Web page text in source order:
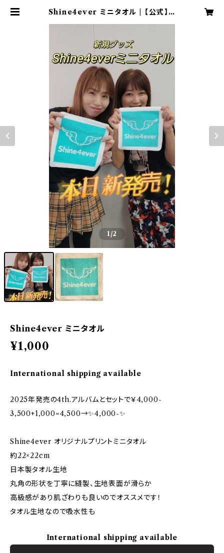
Shine4ever ミニタオル | 【公式】ア
1/2
Shine4ever ミニタオル
¥1,000
International shipping available
2025年発売の4th.アルバムとセットで￥4,000-
3,500+1,000=4,500→✨4,000-✨
Shine4ever オリジナルプリントミニタオル
約22×22cm
日本製タオル生地
丸角の形状を丁寧に縫製、生地表面が滑らか
高級感があり肌ざわりも良いのでオススメです！
タオル生地なので吸水性も
International shipping available